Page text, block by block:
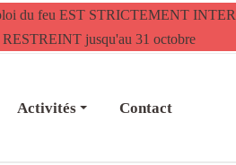
du feu EST STRICTEMENT
RESTREINT jusqu'au 31 octobre
Activités Contact